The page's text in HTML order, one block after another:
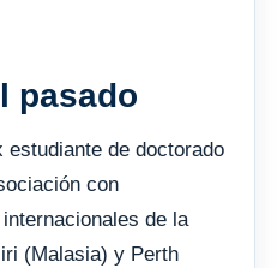
pasado
estudiante de doctorado
con
de la
(Malasia) y Perth